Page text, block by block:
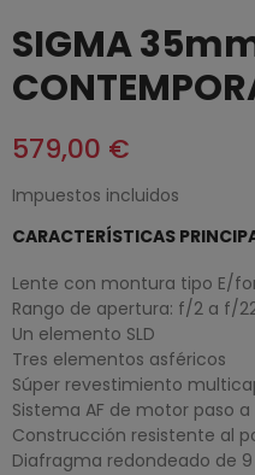
SIGMA
579,00 €
Impuestos incluidos
CARACTERÍSTICAS
Lente con montura tipo E/
Rango de apertura: f/2 a f/
Un elemento SLD
Tres elementos asféricos
Súper revestimiento
Sistema AF de motor paso a
Construcción resistente al
Diafragma redondeado de 9